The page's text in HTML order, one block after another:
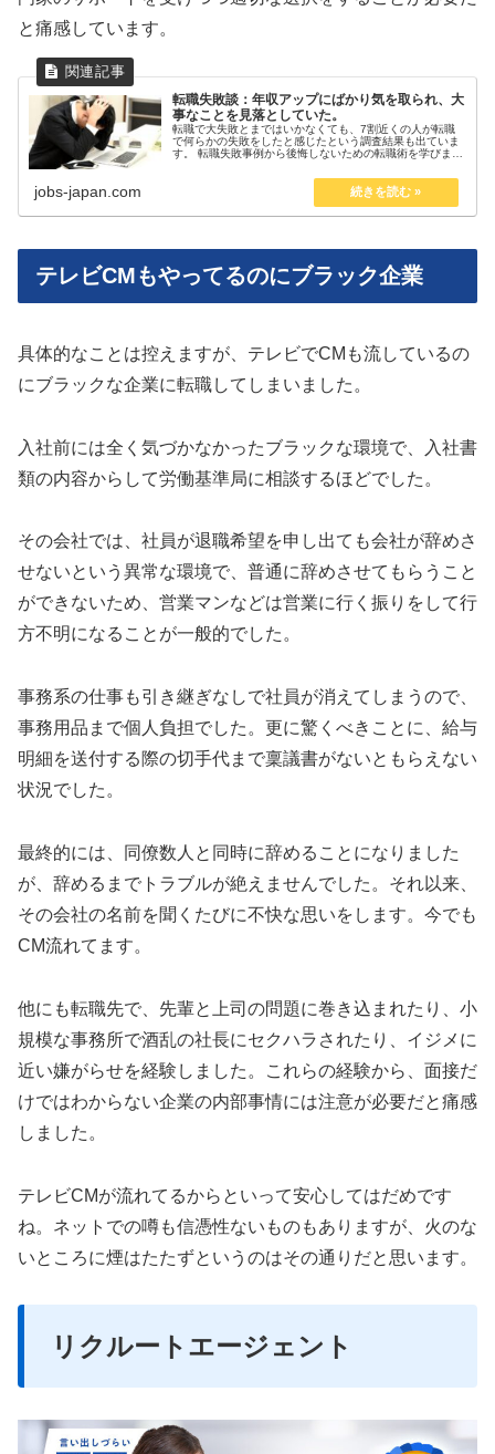
と痛感しています。
転職失敗談：年収アップにばかり気を取られ、大
事なことを見落としていた。
転職で大失敗とまではいかなくても、7割近くの人が転職
で何らかの失敗をしたと感じたという調査結果も出ていま
す。 転職失敗事例から後悔しないための転職術を学びまし
は、ある大学を卒業後、不動...
jobs-japan.com
テレビCMもやってるのにブラック企業
具体的なことは控えますが、テレビでCMも流しているの
にブラックな企業に転職してしまいました。
入社前には全く気づかなかったブラックな環境で、入社書
類の内容からして労働基準局に相談するほどでした。
その会社では、社員が退職希望を申し出ても会社が辞めさ
せないという異常な環境で、普通に辞めさせてもらうこと
ができないため、営業マンなどは営業に行く振りをして行
方不明になることが一般的でした。
事務系の仕事も引き継ぎなしで社員が消えてしまうので、
事務用品まで個人負担でした。更に驚くべきことに、給与
明細を送付する際の切手代まで稟議書がないともらえない
状況でした。
最終的には、同僚数人と同時に辞めることになりました
が、辞めるまでトラブルが絶えませんでした。それ以来、
その会社の名前を聞くたびに不快な思いをします。今でも
CM流れてます。
他にも転職先で、先輩と上司の問題に巻き込まれたり、小
規模な事務所で酒乱の社長にセクハラされたり、イジメに
近い嫌がらせを経験しました。これらの経験から、面接だ
けではわからない企業の内部事情には注意が必要だと痛感
しました。
テレビCMが流れてるからといって安心してはだめです
ね。ネットでの噂も信憑性ないものもありますが、火のな
いところに煙はたたずというのはその通りだと思います。
リクルートエージェント